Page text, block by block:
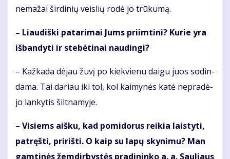
ne­ma­žai šir­di­nių veis­lių ro­dė jo trū­ku­mą.
– Liau­diš­ki pa­ta­ri­mai Jums pri­im­ti­ni? Ku­rie yra
iš­ban­dy­ti ir ste­bė­ti­nai nau­din­gi?
– Kaž­ka­da dė­jau žu­vį po kiek­vie­nu dai­gu juos so­din­
da­ma. Tai da­riau iki tol, kol kai­my­nės ka­tė ne­pra­dė­
jo lan­ky­tis šilt­na­my­je.
– Vi­siems aiš­ku, kad po­mi­do­rus rei­kia lais­ty­ti,
pa­tręš­ti, pri­riš­ti. O kaip su la­pų sky­ni­mu? Man
gam­ti­nės žem­dir­bys­tės pra­di­nin­ko a. a. Sau­liaus